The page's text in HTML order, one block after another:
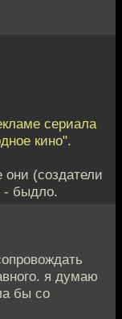
сериала
кино".
(создатели
- быдло.
я думаю
бы со